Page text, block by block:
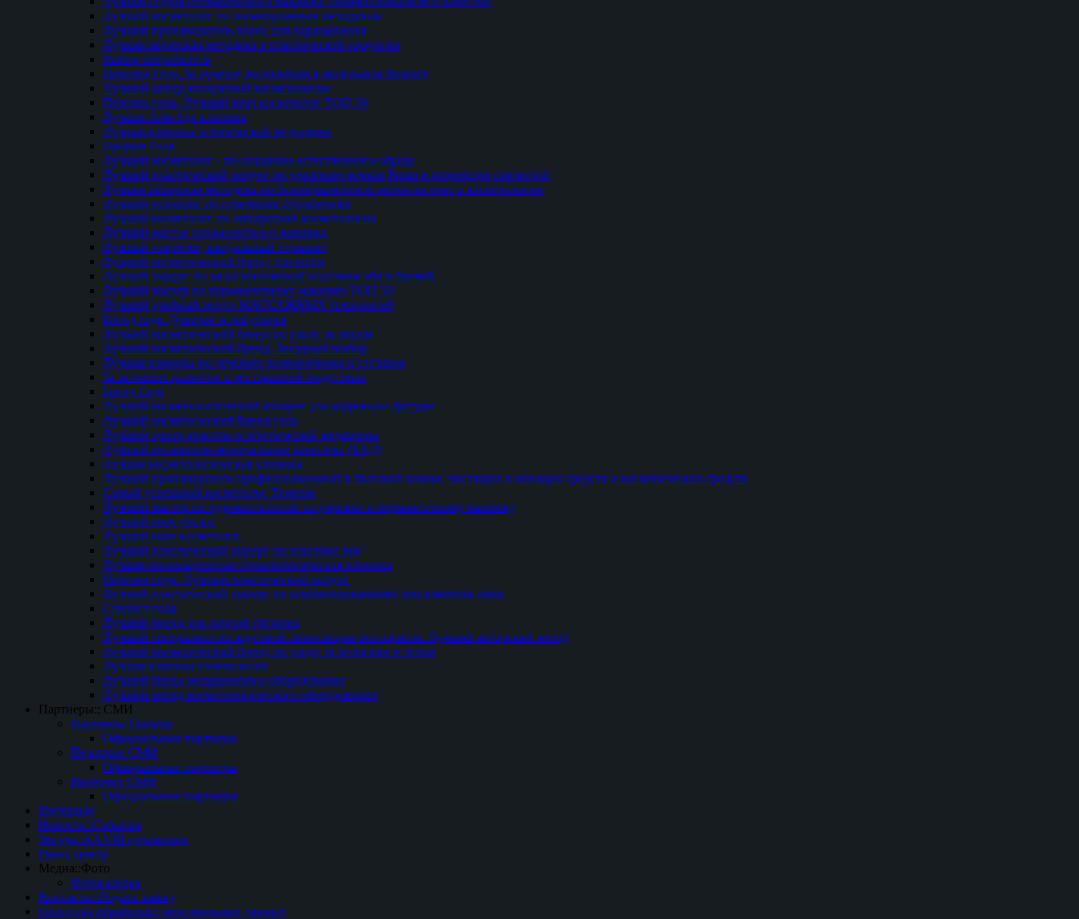
Лучший косметолог по инъекционным методикам
Лучший производитель волос для наращивания
Лучшая авторская методика в пластической хирургии
Выбор потребителя
Персона Года. За лучшие достижения в модельном бизнесе
Лучший центр аппаратной косметологии
Персона года. Лучший врач косметолог ТОП 50
Лучшая Anti-Age клиника
Лучшая клиника эстетической медицины
Прорыв Года
Лучший косметолог - по созданию естественного образа
Лучший пластический хирург по удалению комков Биша и коррекции слизистой
Лучшая авторская методика по безоперационной ринопластике в косметологии
Лучший психолог по семейным отношениям
Лучший косметолог по аппаратной косметологии
Лучший мастер перманентного макияжа
Лучший невролог, мануальный терапевт
Лучший косметический бренд для волос
Лучший хирург по эндоскопической подтяжке лба и бровей
Лучший мастер по перманентному макияжу ТОП 50
Лучший учебный центр МАССАЖНЫХ технологий
Бренд года. Доверие и репутация
Лучший косметический бренд по уходу за лицом
Лучший косметический бренд. Звездный выбор
Лучшая клиника по лечению позвоночника и суставов
За активное развитие в ресторанной индустрии
Бренд Года
Лучший косметологический аппарат для коррекции фигуры
Лучший косметический Бренд года
Лучший центр красоты и эстетической медицины
Лучший витаминно-минеральные комплекс (БАД)
Лучшая косметологическая клиника
Лучший производитель профессиональной и бытовой химии, чистящих и моющих средств и косметических средств
Самый успешный косметолог Тюмени
Лучший мастер по художественной татуировке и перманентному макияжу
Лучший врач уролог
Лучший врач косметолог
Лучший пластический хирург по пластике век
Лучшая инновационная стоматологическая клиника
Персона года. Лучший пластический хирург
Лучший пластический хирург по комбинированному омоложению лица
Стилист года
Лучший бренд для личной гигиены
Лучший специалист по круговой липосакции без наркоза. Лучший авторский метод
Лучший косметический бренд по уходу за волосами и телом
Лучшая клиника гинекологии
Лучший бренд медицинского оборудования
Лучший бренд косметологического оборудования
Партнеры:: СМИ
Партнеры Премии
Официальные партнеры
Печатные СМИ
Официальные партнеры
Интернет СМИ
Официальные партнеры
Интервью
Новости::События
Звезды::XXVIII церемонии
Пресс-центр
Медиа::Фото
Фотогалерея
Контакты::Подать заявку
Политика обработки:: персональных данных